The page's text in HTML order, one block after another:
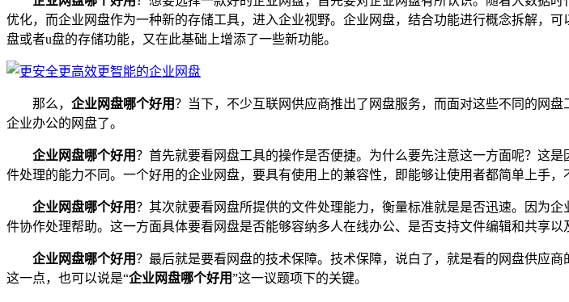
优化，而企业网盘作为一种新的存储工具，进入企业视野。企业网盘，结合功能进行概念拆解
盘或者u盘的存储功能，又在此基础上增添了一些新功能。
那么， 企业网盘哪个好用？当下，不少互联网供应商推出了网盘服务，而面对这些不同的网
企业办公的网盘了。
企业网盘哪个好用？首先就要看网盘工具的操作是否便捷。为什么要先注意这一方面呢？这
件处理的能力不同。一个好用的企业网盘，要具有使用上的兼容性，即能够让使用者都简单上手，
企业网盘哪个好用？其次就要看网盘所提供的文件处理能力，衡量标准就是是否迅速。因为
件协作处理帮助。这一方面具体要看网盘是否能够容纳多人在线办公、是否支持文件编辑和共享以
企业网盘哪个好用？最后就是要看网盘的技术保障。技术保障，说白了，就是看的网盘供应
这一点，也可以说是“企业网盘哪个好用”这一议题项下的关键。